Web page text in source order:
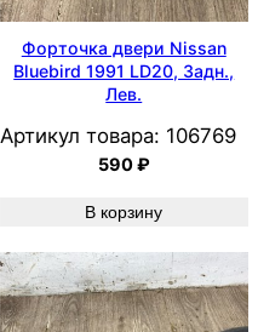
Форточка двери Nissan
Bluebird 1991 LD20, Задн.,
Лев.
Артикул товара: 106769
590₽
В корзину